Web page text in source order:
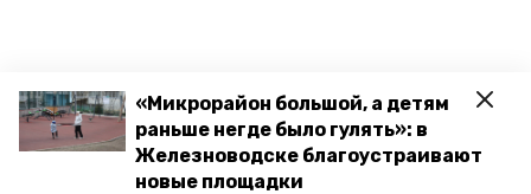
«Микрорайон большой, а детям
раньше негде было гулять»: в
Железноводске благоустраивают
новые площадки